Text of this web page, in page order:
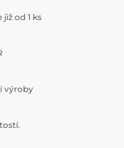
od 1 ks
výroby